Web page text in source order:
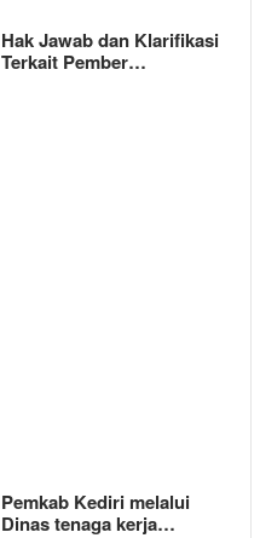
Hak Jawab dan Klarifikasi
Terkait Pember…
Pemkab Kediri melalui
Dinas tenaga kerja…